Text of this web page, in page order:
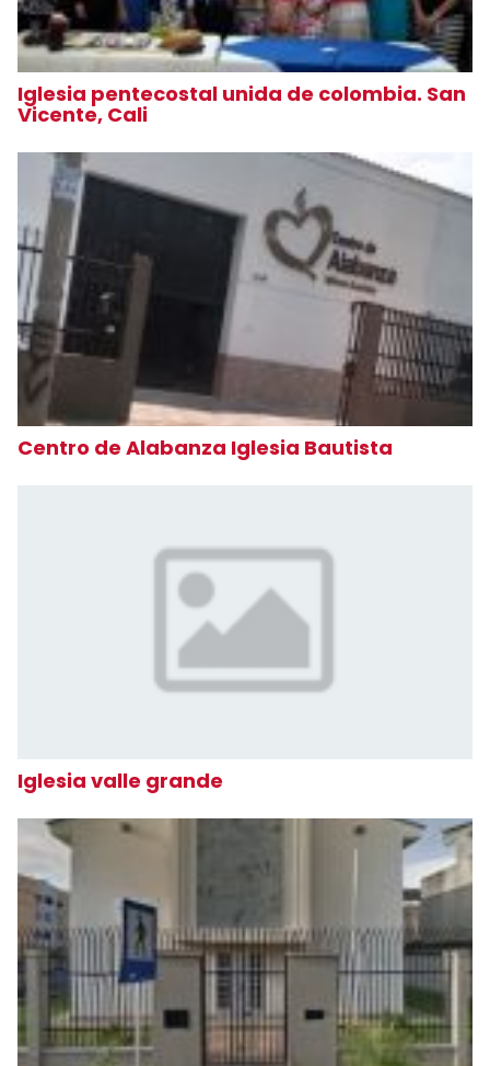
Iglesia pentecostal unida de colombia. San
Vicente, Cali
Centro de Alabanza Iglesia Bautista
Iglesia valle grande